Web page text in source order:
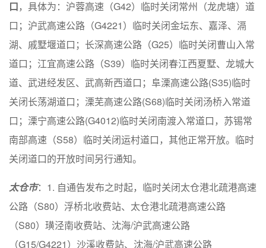
口，具体为：沪蓉高速（G42）临时关闭常州（龙虎塘）道
口；沪武高速公路（G4221）临时关闭金坛东、嘉泽、滆
湖、戚墅堰道口；长深高速公路（G25）临时关闭曹山入常
道口；江宜高速公路（S39）临时关闭春江西夏墅、龙城大
道、武进经发区、武高新西道口；阜溧高速公路(S35)临时
关闭长荡湖道口；溧芜高速公路(S68)临时关闭汤桥入常道
口；溧宁高速公路(G4012)临时关闭南渡入常道口，苏锡常
南部高速（S58）临时关闭运村道口，其他正常开放。临时
关闭道口的开放时间另行通知。
太仓市：1. 自通告发布之时起，临时关闭太仓港北疏港高速
公路（S80）浮桥北收费站、太仓港北疏港高速公路
（S80）璜泾南收费站、沈海/沪武高速公路
（G15/G4221）沙溪收费站、沈海/沪武高速公路